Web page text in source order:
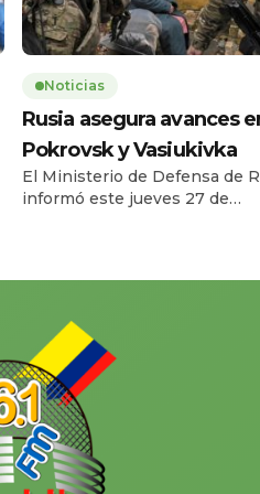
Noticias
Rusia asegura avances
Pokrovsk y Vasiukivka
El Ministerio de Defensa de
informó este jueves 27 de
Donbás. Según el parte
tropas rusas amenazar a
desde el suroeste y acercar el
a unos […]